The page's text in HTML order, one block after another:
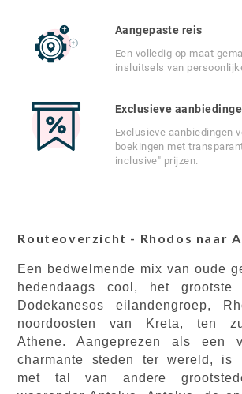
Aangepaste reis
Een volledig op maat
insluitsels van
Exclusieve
Exclusieve aanbiedingen
boekingen met
inclusive" prijzen.
Routeoverzicht - Rhodos naar
Een bedwelmende mix van oude
hedendaags cool, het
Dodekanesos eilandengroep,
noordoosten van Kreta, ten
Athene. Aangeprezen als een
charmante steden ter wereld, is
met tal van andere